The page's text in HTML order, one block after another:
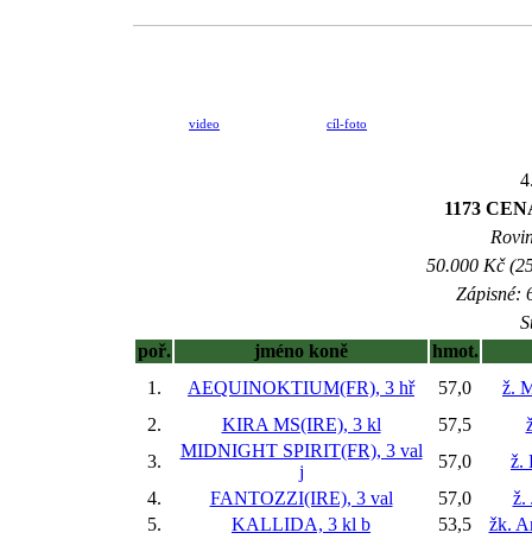
video cíl-foto
1173
50.000 Kč
Zápisné:
poř.
jméno koně
hmot.
1.
AEQUINOKTIUM(FR), 3 hř 57,0
ž.
2.
KIRA MS(IRE), 3 kl 57,5
3.
MIDNIGHT SPIRIT(FR), 3 val
j
57,0
ž.
4.
FANTOZZI(IRE), 3 val 57,0
ž.
5.
KALLIDA, 3 kl b 53,5
žk.